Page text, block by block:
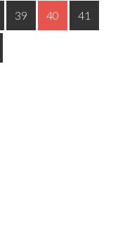
39 40 41